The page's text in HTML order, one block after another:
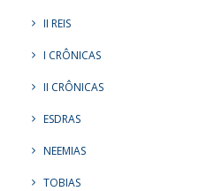
II REIS
I CRÔNICAS
II CRÔNICAS
ESDRAS
NEEMIAS
TOBIAS